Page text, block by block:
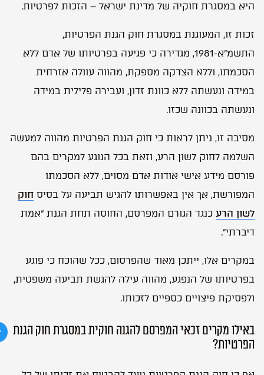
היא במסגרת חוקיה של מדינת ישראל – הזכות לפרטיות.
זכות זו, המעוגנת במסגרת חוק הגנת הפרטיות,
התשמ”א-1981, מגדירה כי פגיעה בפרטיותו של אדם ללא
הסכמתו, וללא הצדקה מספקת, מהווה עוולה אזרחית
במידה ונעשתה ללא כוונת זדון, ועבירה פלילית במידה
ונעשתה בכוונה שכזו.
מסיבה זו, ניתן לראות כי חוק הגנת הפרטיות מהווה למעשה
השלמה לחוק לשון הרע, וזאת בכל הנוגע למקרים בהם
פורסם מידע אישי אודות אדם מסוים, ללא הסכמתו
המפורשת, אך אין באפשרותו להגיש תביעה על בסיסחוק
לשון הרעכנגד הגורם המפרסם, החוסה תחת הגנת “אמת
דיברתי”.
במקרים אלו, ייתכן מאוד שהפרסום, ככל שהוכח כי פוגע
בפרטיותו של הנפגע, מהווה עילה להגשת תביעה משפטית,
ולפסיקת פיצויים כספיים לזכותו.
באילו מקרים זכאי המפרסם להגנה חוקית במסגרת חוק הגנת
הפרטיות?